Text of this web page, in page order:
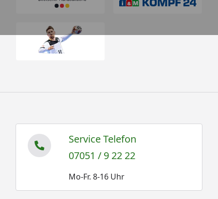
Service Telefon
07051 / 9 22 22
Mo-Fr. 8-16 Uhr